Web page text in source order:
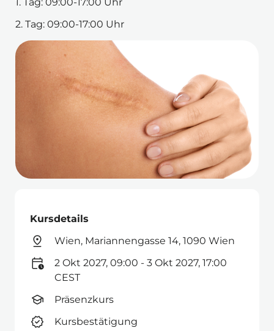
2. Tag: 09:00-17:00 Uhr
Kursdetails
Wien, Mariannengasse 14, 1090 Wien
2 Okt 2027, 09:00 - 3 Okt 2027, 17:00
CEST
Präsenzkurs
Kursbestätigung